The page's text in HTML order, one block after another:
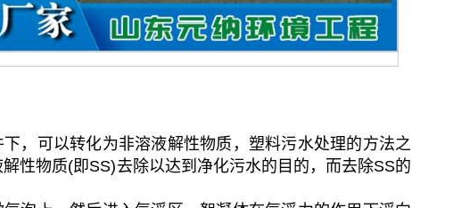
，可以转化为非溶液解性物质，塑料污水处理的方法之
性物质(即SS)去除以达到净化污水的目的，而去除SS的